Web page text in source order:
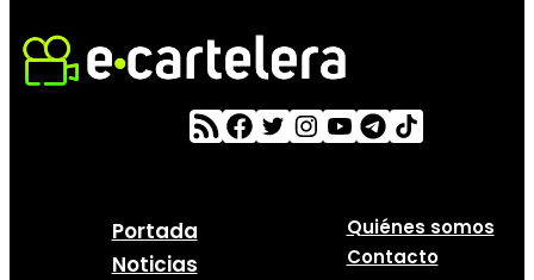
Portada
Noticias
Quiénes somos
Contacto